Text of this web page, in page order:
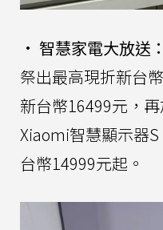
• 智慧家電大放送：
祭出最高現折新台
新台幣16499元，
Xiaomi智慧顯示器S
台幣14999元起。